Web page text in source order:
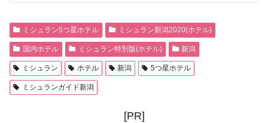
ミシュラン5つ星ホテル ミシュラン新潟2020(ホテル)
国内ホテル ミシュラン特別版(ホテル) 新潟
ミシュラン ホテル 新潟 5つ星ホテル
ミシュランガイド新潟
[PR]